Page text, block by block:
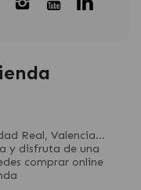
Real, Valencia...
y disfruta de una
comprar online